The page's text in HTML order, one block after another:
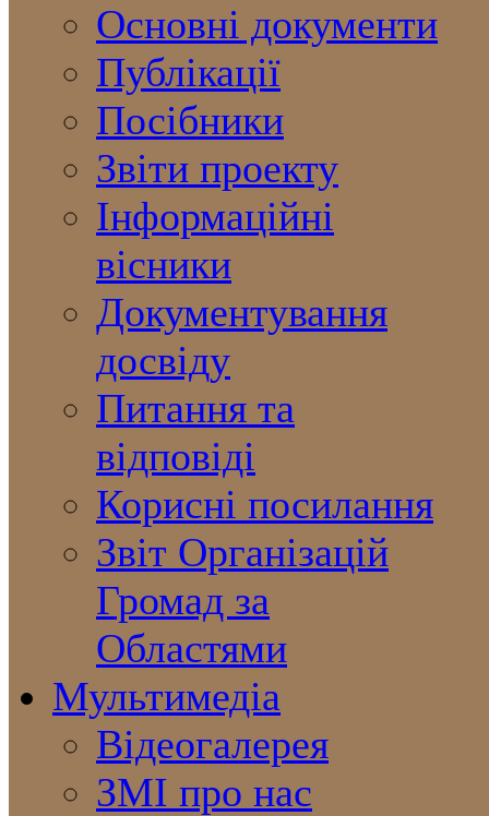
Основні документи
Публікації
Посібники
Звіти проекту
Інформаційні
вісники
Документування
досвіду
Питання та
відповіді
Корисні посилання
Звіт Організацій
Громад за
Областями
Мультимедіа
Відеогалерея
ЗМІ про нас